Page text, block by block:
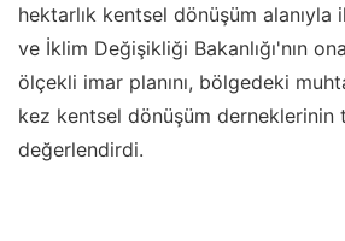
hektarlık kentsel dönüşüm
ve İklim Değişikliği Bakanlığı'nın
ölçekli imar planını, bölgedeki
kez kentsel dönüşüm derneklerinin
değerlendirdi.